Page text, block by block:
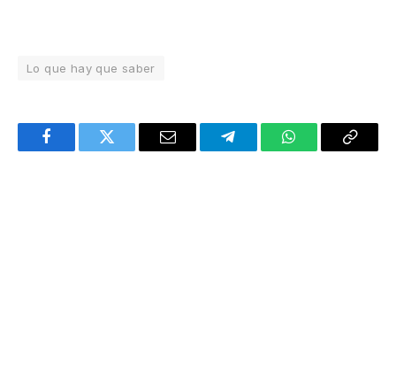
Lo que hay que saber
FacebookTwitter Email TelegramWhatsAppCopy